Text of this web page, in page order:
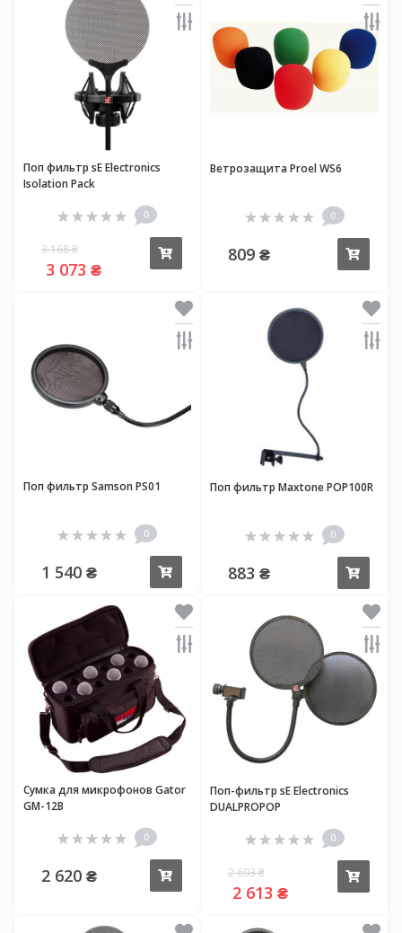
Поп фильтр sE Electronics
Isolation Pack
0
3 168 ₴
3 073 ₴
Ветрозащита Proel WS6
0
809 ₴
Поп фильтр Samson PS01
0
1 540 ₴
Поп фильтр Maxtone POP100R
0
883 ₴
Сумка для микрофонов Gator
GM-12B
0
2 620 ₴
Поп-фильтр sE Electronics
DUALPROPOP
0
2 693 ₴
2 613 ₴